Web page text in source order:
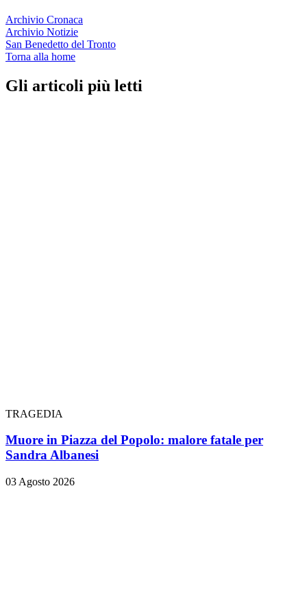
Archivio Cronaca
Archivio Notizie
San Benedetto del Tronto
Torna alla home
Gli articoli più letti
TRAGEDIA
Muore in Piazza del Popolo: malore fatale per
Sandra Albanesi
03 Agosto 2026